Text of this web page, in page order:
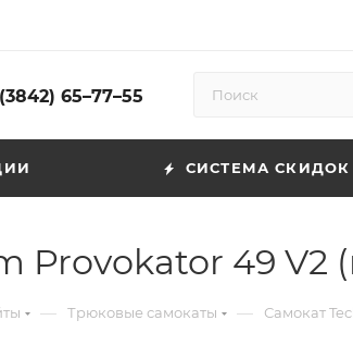
65–77–55
СИСТЕМА СКИДОК
Provokator 49 V2
— Трюковые самокаты — Самокат